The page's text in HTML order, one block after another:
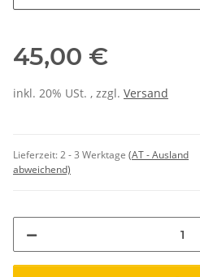
45,00 €
inkl. 20% USt. , zzgl. Versand
Lieferzeit:2 - 3 Werktage (AT - Ausland
abweichend)